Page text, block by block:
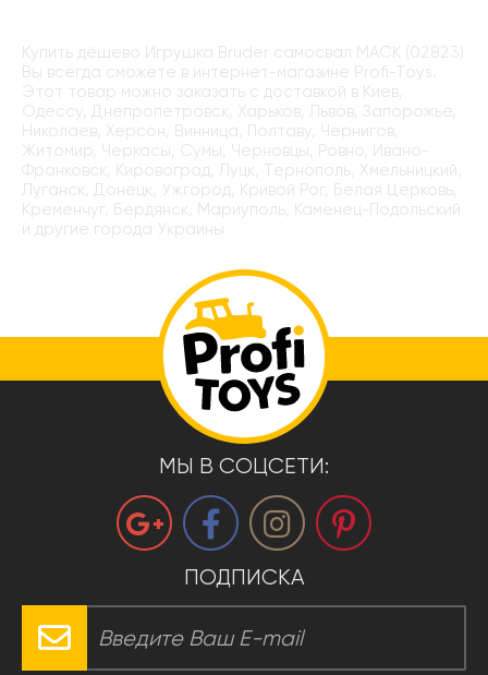
Купить дёшево Игрушка Bruder самосвал MACK (02823)
Вы всегда сможете в интернет-магазине Profi-Toys.
Этот товар можно заказать с доставкой в Киев,
Одессу, Днепропетровск, Харьков, Львов, Запорожье,
Николаев, Херсон, Винница, Полтаву, Чернигов,
Житомир, Черкасы, Сумы, Черновцы, Ровно, Ивано-
Франковск, Кировоград, Луцк, Тернополь, Хмельницкий,
Луганск, Донецк, Ужгород, Кривой Рог, Белая Церковь,
Кременчуг, Бердянск, Мариуполь, Каменец-Подольский
и другие города Украины
МЫ В СОЦСЕТИ:
ПОДПИСКА